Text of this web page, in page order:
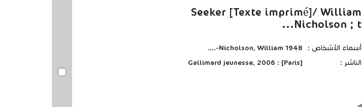
Seeker [Texte imprimé]/ William
Nicholson ; t...
أسماء الأشخاص :
Nicholson, William 1948-....
الناشر :
[Paris] : Gallimard jeunesse, 2006